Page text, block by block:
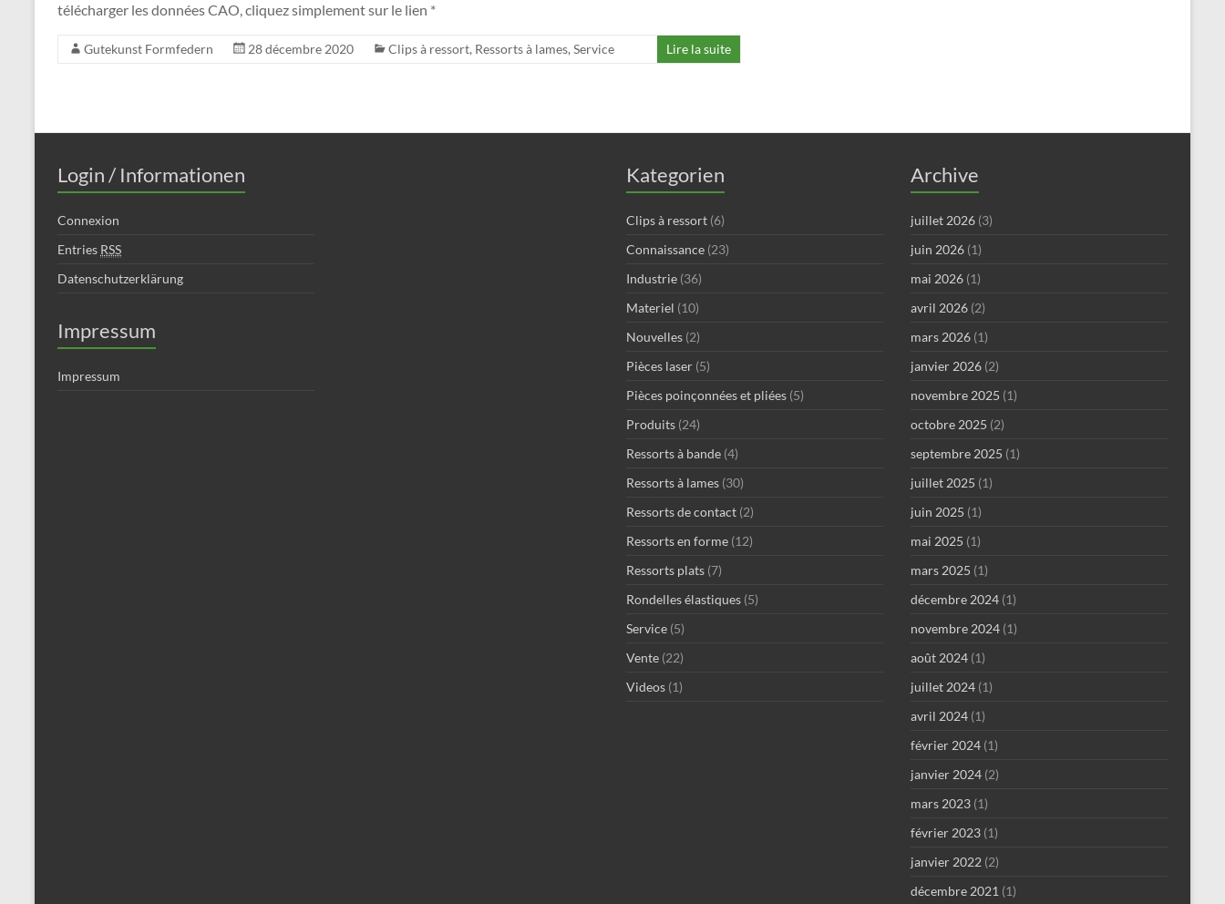
télécharger les données CAO, cliquez simplement sur le lien *
Gutekunst Formfedern 28 décembre 2020 Clips à ressort, Ressorts à lames, Service Lire la suite
Login / Informationen
Connexion
Entries RSS
Datenschutzerklärung
Impressum
Impressum
Kategorien
Clips à ressort (6)
Connaissance (23)
Industrie (36)
Materiel (10)
Nouvelles (2)
Pièces laser (5)
Pièces poinçonnées et pliées (5)
Produits (24)
Ressorts à bande (4)
Ressorts à lames (30)
Ressorts de contact (2)
Ressorts en forme (12)
Ressorts plats (7)
Rondelles élastiques (5)
Service (5)
Vente (22)
Videos (1)
Archive
juillet 2026 (3)
juin 2026 (1)
mai 2026 (1)
avril 2026 (2)
mars 2026 (1)
janvier 2026 (2)
novembre 2025 (1)
octobre 2025 (2)
septembre 2025 (1)
juillet 2025 (1)
juin 2025 (1)
mai 2025 (1)
mars 2025 (1)
décembre 2024 (1)
novembre 2024 (1)
août 2024 (1)
juillet 2024 (1)
avril 2024 (1)
février 2024 (1)
janvier 2024 (2)
mars 2023 (1)
février 2023 (1)
janvier 2022 (2)
décembre 2021 (1)